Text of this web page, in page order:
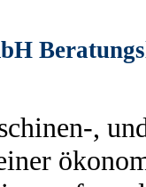
,